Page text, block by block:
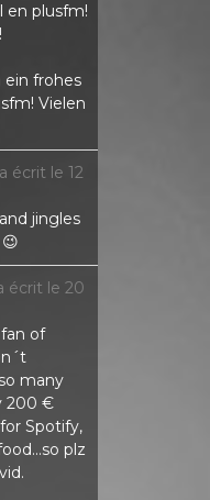
en plusfm!
ein frohes
Vielen
a écrit le 12
jingles
écrit le 20
of
many
200 €
Spotify,
plz